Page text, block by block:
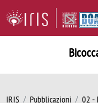
IRIS Pubblicazioni 02 -